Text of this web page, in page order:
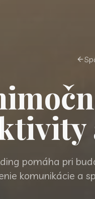
pomáha pri
komunikácie a